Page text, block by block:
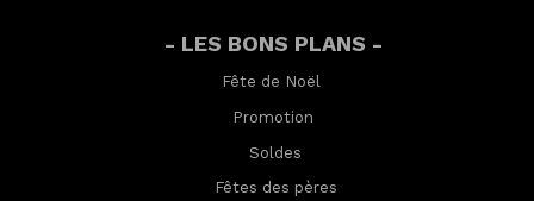
- LES BONS PLANS -
Fête de Noël
Promotion
Soldes
Fêtes des pères